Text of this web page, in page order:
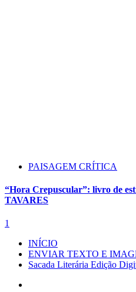
PAISAGEM CRÍTICA
“Hora Crepuscular”: livro de
TAVARES
1
INÍCIO
ENVIAR TEXTO E
Sacada Literária Edição